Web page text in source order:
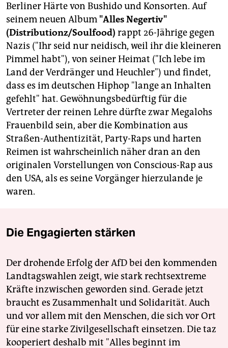
Berliner Härte von Bushido und Konsorten. Auf
seinem neuen Album"Alles Negertiv"
(Distributionz/Soulfood) rappt 26-Jährige gegen
Nazis ("Ihr seid nur neidisch, weil ihr die kleineren
Pimmel habt"), von seiner Heimat ("Ich lebe im
Land der Verdränger und Heuchler") und findet,
dass es im deutschen Hiphop "lange an Inhalten
gefehlt" hat. Gewöhnungsbedürftig für die
Vertreter der reinen Lehre dürfte zwar Megalohs
Frauenbild sein, aber die Kombination aus
Straßen-Authentizität, Party-Raps und harten
Reimen ist wahrscheinlich näher dran an den
originalen Vorstellungen von Conscious-Rap aus
den USA, als es seine Vorgänger hierzulande je
waren.
Die Engagierten stärken
Der drohende Erfolg der AfD bei den kommenden
Landtagswahlen zeigt, wie stark rechtsextreme
Kräfte inzwischen geworden sind. Gerade jetzt
braucht es Zusammenhalt und Solidarität. Auch
und vor allem mit den Menschen, die sich vor Ort
für eine starke Zivilgesellschaft einsetzen. Die taz
kooperiert deshalb mit "Alles beginnt im